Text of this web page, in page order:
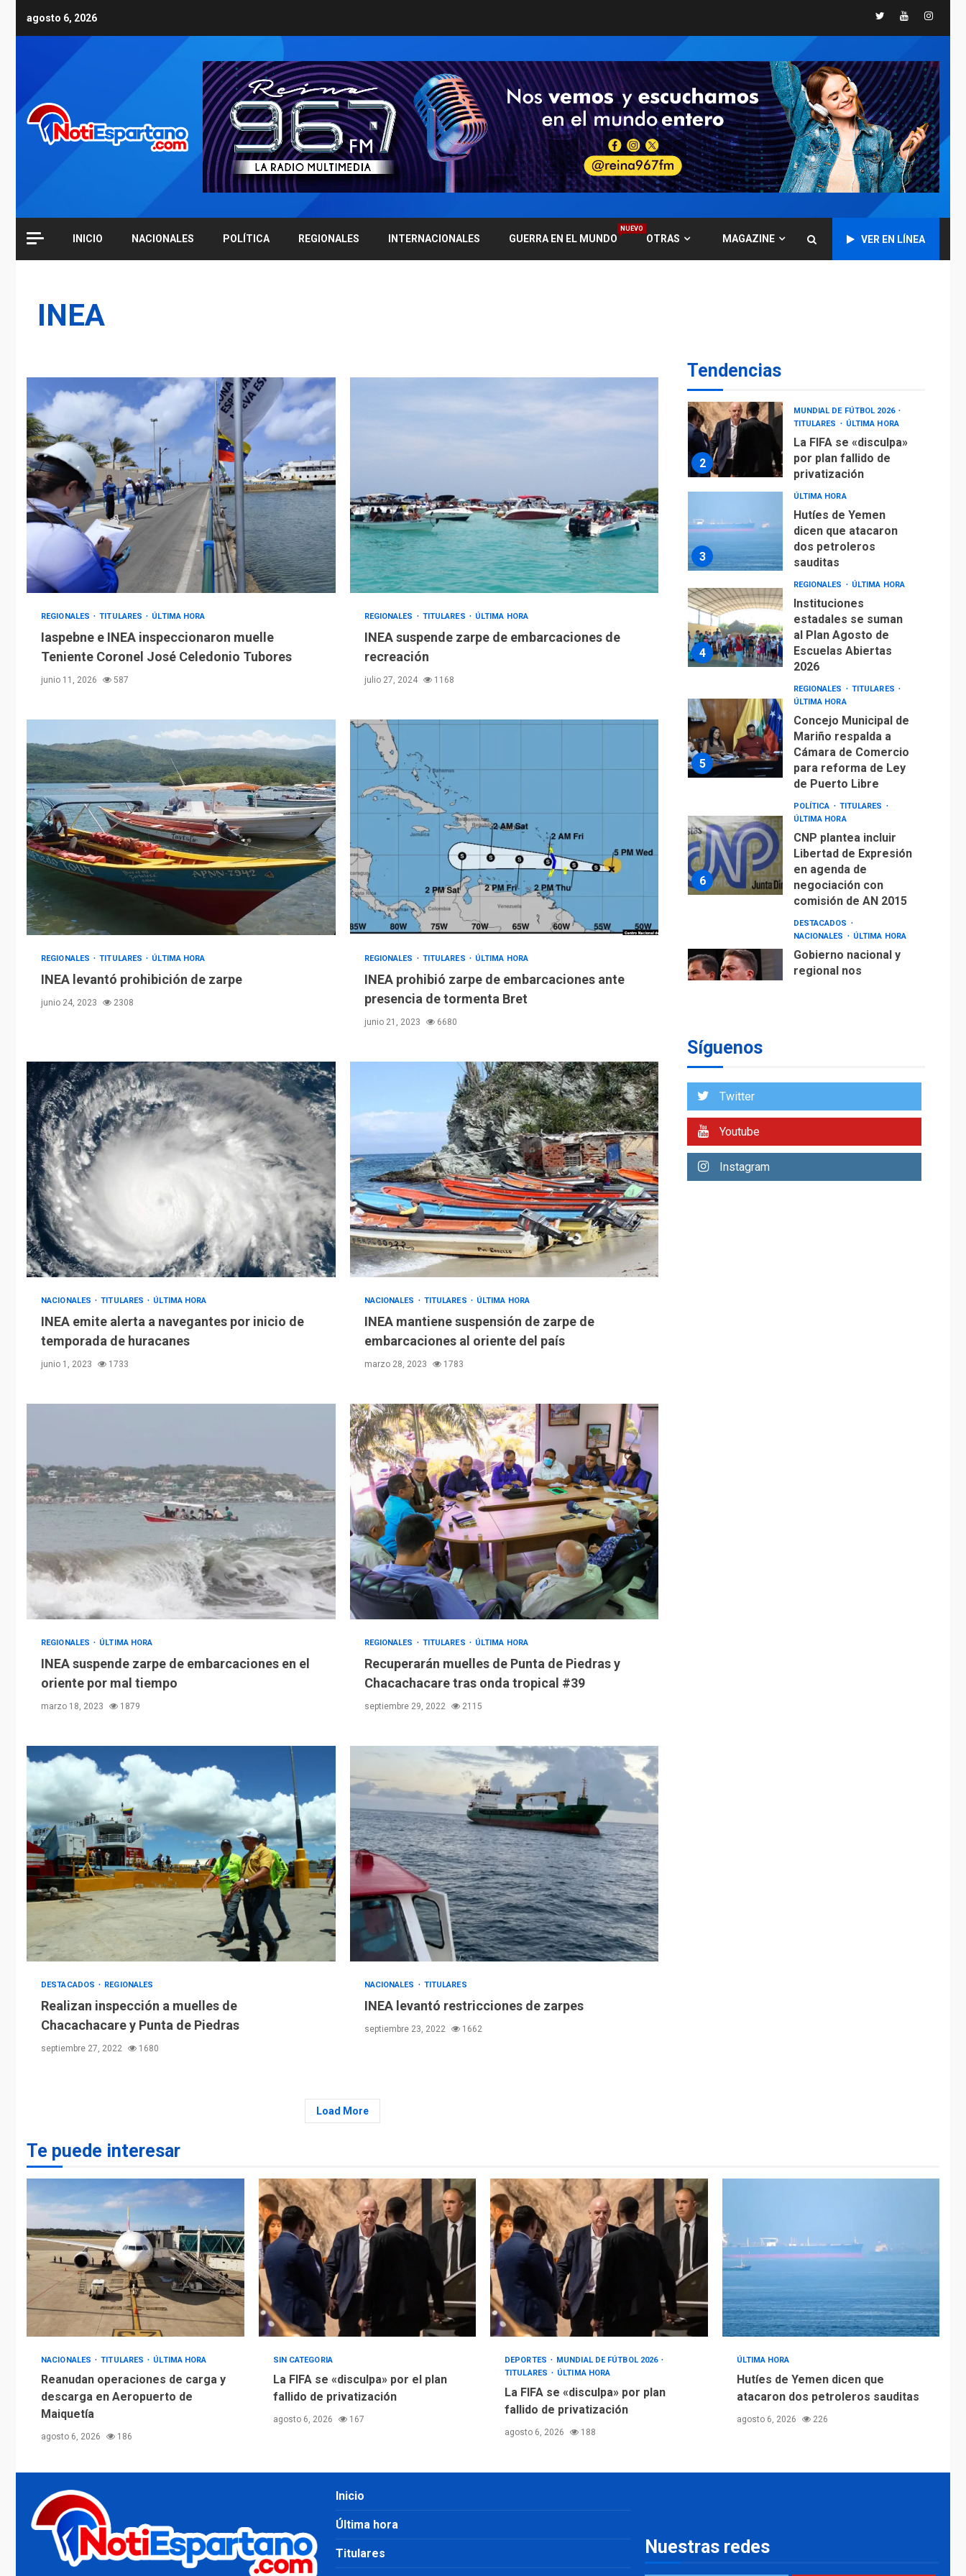
agosto 6, 2026 TwitterYoutube
INICIO NACIONALES POLÍTICA REGIONALES INTERNACIONALES GUERRA EN EL MUNDO
NUEVO
OTRAS MAGAZINE VER EN LÍNEA
INEA
REGIONALES TITULARES ÚLTIMA HORA
Iaspebne e INEA inspeccionaron muelle
Teniente Coronel José Celedonio Tubores
junio 11, 2026 587
REGIONALES TITULARES ÚLTIMA HORA
INEA suspende zarpe de embarcaciones de
recreación
julio 27, 2024 1168
REGIONALES TITULARES ÚLTIMA HORA
INEA levantó prohibición de zarpe
junio 24, 2023 2308
REGIONALES TITULARES ÚLTIMA HORA
INEA prohibió zarpe de embarcaciones ante
presencia de tormenta Bret
junio 21, 2023 6680
NACIONALES TITULARES ÚLTIMA HORA
INEA emite alerta a navegantes por inicio de
temporada de huracanes
junio 1, 2023 1733
NACIONALES TITULARES ÚLTIMA HORA
INEA mantiene suspensión de zarpe de
embarcaciones al oriente del país
marzo 28, 2023 1783
REGIONALES ÚLTIMA HORA
INEA suspende zarpe de embarcaciones en el
oriente por mal tiempo
marzo 18, 2023 1879
REGIONALES TITULARES ÚLTIMA HORA
Recuperarán muelles de Punta de Piedras y
Chacachacare tras onda tropical #39
septiembre 29, 2022 2115
DESTACADOS REGIONALES
Realizan inspección a muelles de
Chacachacare y Punta de Piedras
septiembre 27, 2022 1680
NACIONALES TITULARES
INEA levantó restricciones de zarpes
septiembre 23, 2022 1662
Load More
Tendencias
6
TITULARES
CNP plantea incluir
Libertad de Expresión
en agenda de
negociación con
comisión de AN 2015
7
DESTACADOS
NACIONALES
ÚLTIMA HORA
Gobierno nacional y
regional nos
respaldaron desde el
primer momento tras
asegura Gustavo
Duque
2
MUNDIAL DE FÚTBOL 2026
TITULARES
ÚLTIMA HORA
La FIFA se «disculpa»
por plan fallido de
privatización
3
ÚLTIMA HORA
Hutíes de Yemen
dicen que atacaron
dos petroleros
sauditas
4
REGIONALES ÚLTIMA HORA
Instituciones
estadales se suman
al Plan Agosto de
Escuelas Abiertas
2026
5
REGIONALES
TITULARES
ÚLTIMA HORA
Concejo Municipal de
Mariño respalda a
Cámara de Comercio
para reforma de Ley
de Puerto Libre
6
POLÍTICA
TITULARES
ÚLTIMA HORA
CNP plantea incluir
Libertad de Expresión
en agenda de
negociación con
comisión de AN 2015
DESTACADOS
NACIONALES
ÚLTIMA HORA
Gobierno nacional y
regional nos
1
ÚLTIMA HORA
operaciones de carga
Aeropuerto de
Síguenos
Twitter
Youtube
Instagram
Te puede interesar
NACIONALES TITULARES ÚLTIMA HORA
Reanudan operaciones de carga y
descarga en Aeropuerto de
Maiquetía
agosto 6, 2026 186
SIN CATEGORIA
La FIFA se «disculpa» por el plan
fallido de privatización
agosto 6, 2026 167
DEPORTES
MUNDIAL DE FÚTBOL 2026
TITULARES
ÚLTIMA HORA
La FIFA se «disculpa» por plan
fallido de privatización
agosto 6, 2026 188
ÚLTIMA HORA
Hutíes de Yemen dicen que
atacaron dos petroleros sauditas
agosto 6, 2026 226
Inicio
Última hora
Titulares Nuestras redes